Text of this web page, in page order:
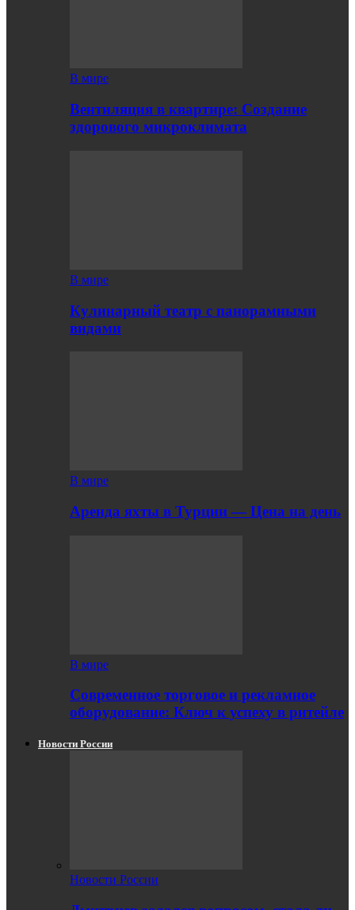
В мире
Вентиляция в квартире: Создание
здорового микроклимата
В мире
Кулинарный театр с панорамными
видами
В мире
Аренда яхты в Турции — Цена на день
В мире
Современное торговое и рекламное
оборудование: Ключ к успеху в ритейле
Новости России
Новости России